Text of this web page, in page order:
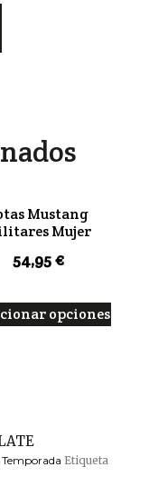
Mustang
Mujer
54,95€
opciones
Etiqueta